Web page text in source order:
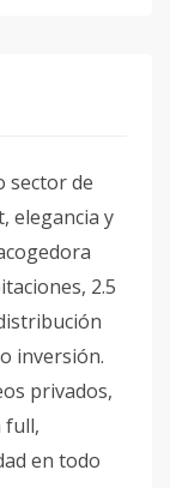
sector de
elegancia y
2.5
inversión.
privados,
full,
en todo